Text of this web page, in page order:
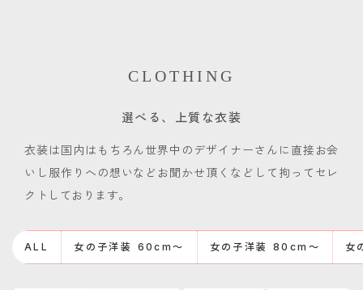
CLOTHING
選べる、上質な衣装
衣装は国内はもちろん世界中のデザイナーさんに直接お会
いし服作りへの想いなどお聞かせ頂くなどして拘ってセレ
クトしております。
ALL 女の子洋装 60cm〜 女の子洋装 80cm〜 女